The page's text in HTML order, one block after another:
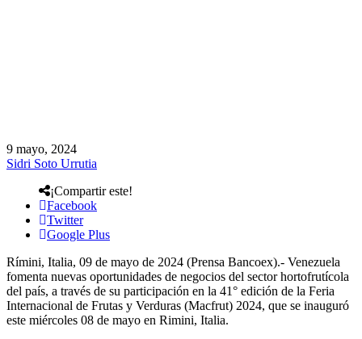
9 mayo, 2024
Sidri Soto Urrutia
¡Compartir este!
Facebook
Twitter
Google Plus
Rímini, Italia, 09 de mayo de 2024 (Prensa Bancoex).- Venezuela
fomenta nuevas oportunidades de negocios del sector hortofrutícola
del país, a través de su participación en la 41° edición de la Feria
Internacional de Frutas y Verduras (Macfrut) 2024, que se inauguró
este miércoles 08 de mayo en Rimini, Italia.